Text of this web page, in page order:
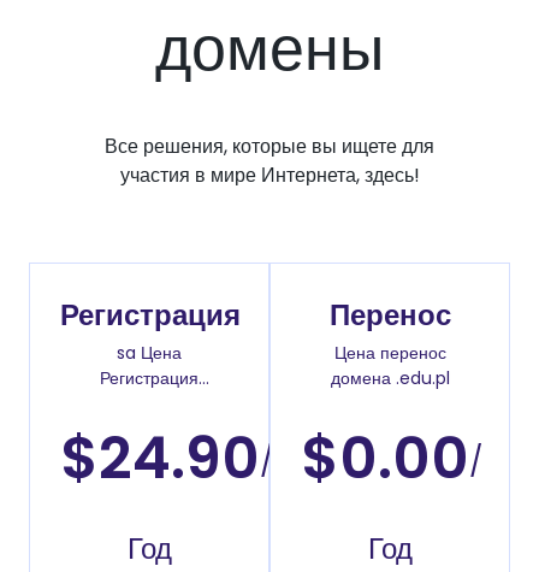
домены
Все решения, которые вы ищете для
участия в мире Интернета, здесь!
Регистрация
sa Цена
Регистрация
$24.90/
Год
Перенос
Цена перенос
домена .edu.pl
$0.00/
Год